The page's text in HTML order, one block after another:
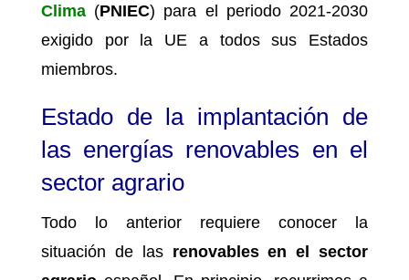
Clima(PNIEC) para el periodo 2021-2030
exigido por la UE a todos sus Estados
miembros.
Estado de la implantación de
las energías renovables en el
sector agrario
Todo lo anterior requiere conocer la
situación de las renovables en el sector